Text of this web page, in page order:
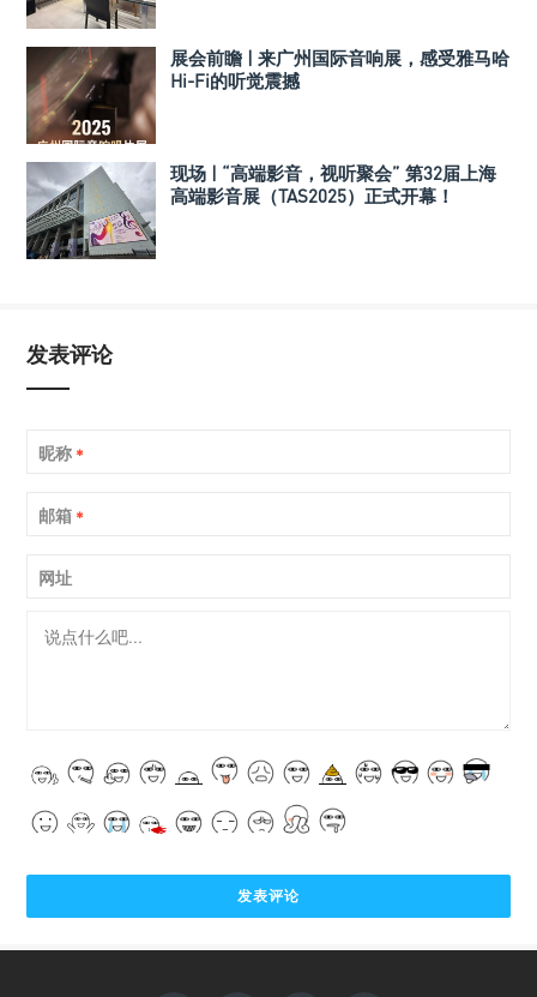
展会前瞻 | 来广州国际音响展，感受雅马哈
Hi-Fi的听觉震撼
现场 | “高端影音，视听聚会” 第32届上海
高端影音展（TAS2025）正式开幕！
发表评论
昵称 *
邮箱 *
网址